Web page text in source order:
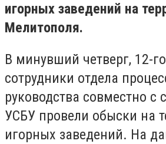
игорных заведений на
Мелитополя.
В минувший четверг, 12-
сотрудники отдела
руководства совместно с
УСБУ провели обыски на
игорных заведений. На